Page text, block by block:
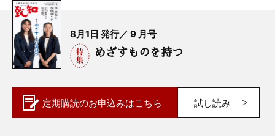
8月1日 発行／ 9 月号
めざすものを持つ
定期購読のお申込みはこちら 試し読み